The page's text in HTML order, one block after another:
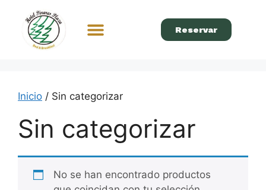
Reservar
Inicio / Sin categorizar
Sin categorizar
No se han encontrado productos